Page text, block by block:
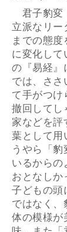
君子豹変
立派なリ
までの態
に変化し
の『易経
では、さ
て手がつ
撤回して
家などを
葉として
うやら「
いるから
おとなし
子どもの
ではなく
体の模様